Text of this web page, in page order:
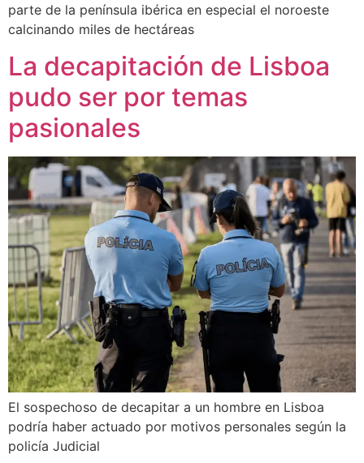
parte de la península ibérica en especial el noroeste
calcinando miles de hectáreas
La decapitación de Lisboa
pudo ser por temas
pasionales
El sospechoso de decapitar a un hombre en Lisboa
podría haber actuado por motivos personales según la
policía Judicial